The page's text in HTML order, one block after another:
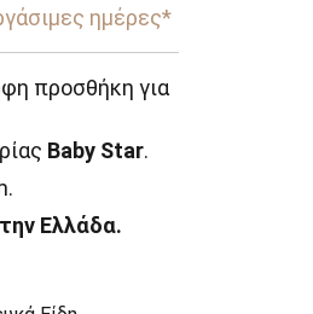
ημέρες*
προσθήκη για
Baby Star.
Ελλάδα.